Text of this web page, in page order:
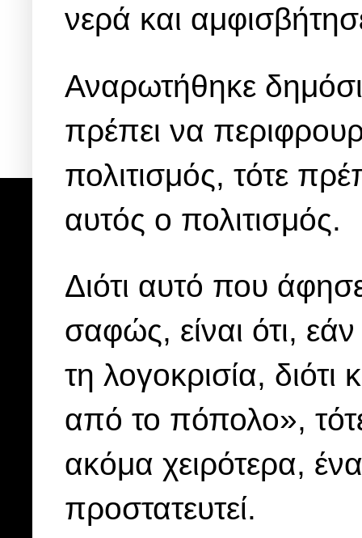
νερά και
Αναρωτήθηκε
πρέπει να
πολιτισμός, τότε
αυτός ο πολιτισμός.
Διότι αυτό που
σαφώς, είναι ότι,
τη λογοκρισία, διότι
από το πόπολο»,
ακόμα χειρότερα,
προστατευτεί.